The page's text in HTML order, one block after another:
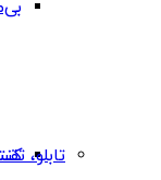
تابلو،